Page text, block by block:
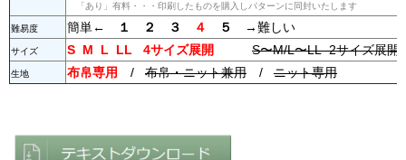
「あり」有料・・・印刷したものを購入しパターンに同封いたします
難易度 簡単← １ ２ ３ ４ ５ →難しい
サイズ S M L LL 4サイズ展開 S〜M/L〜LL 2サイズ展開
生地 布帛専用 / 布帛・ニット兼用 / ニット専用